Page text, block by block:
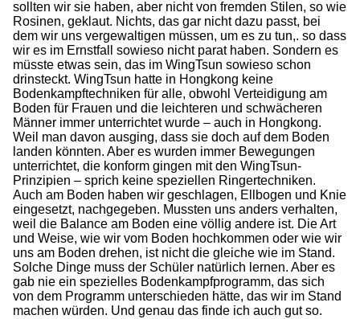
sollten wir sie haben, aber nicht von fremden Stilen, so wie
Rosinen, geklaut. Nichts, das gar nicht dazu passt, bei
dem wir uns vergewaltigen müssen, um es zu tun,. so dass
wir es im Ernstfall sowieso nicht parat haben. Sondern es
müsste etwas sein, das im WingTsun sowieso schon
drinsteckt. WingTsun hatte in Hongkong keine
Bodenkampftechniken für alle, obwohl Verteidigung am
Boden für Frauen und die leichteren und schwächeren
Männer immer unterrichtet wurde – auch in Hongkong.
Weil man davon ausging, dass sie doch auf dem Boden
landen könnten. Aber es wurden immer Bewegungen
unterrichtet, die konform gingen mit den WingTsun-
Prinzipien – sprich keine speziellen Ringertechniken.
Auch am Boden haben wir geschlagen, Ellbogen und Knie
eingesetzt, nachgegeben. Mussten uns anders verhalten,
weil die Balance am Boden eine völlig andere ist. Die Art
und Weise, wie wir vom Boden hochkommen oder wie wir
uns am Boden drehen, ist nicht die gleiche wie im Stand.
Solche Dinge muss der Schüler natürlich lernen. Aber es
gab nie ein spezielles Bodenkampfprogramm, das sich
von dem Programm unterschieden hätte, das wir im Stand
machen würden. Und genau das finde ich auch gut so.